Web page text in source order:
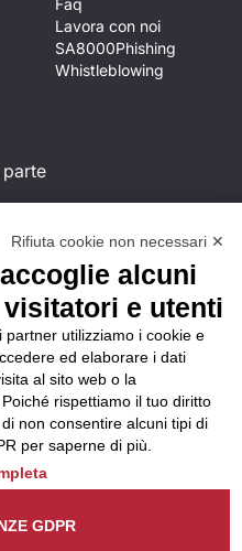
è
un
.
Faq
Lavora con noi
SA8000Phishing
Whistleblowing
Rifiuta cookie non necessari ✕
alcuni
e utenti
utilizziamo i cookie e
ed elaborare i dati
al sito web o la
rispettiamo il tuo diritto
non consentire alcuni tipi di
per saperne di più.
GDPR